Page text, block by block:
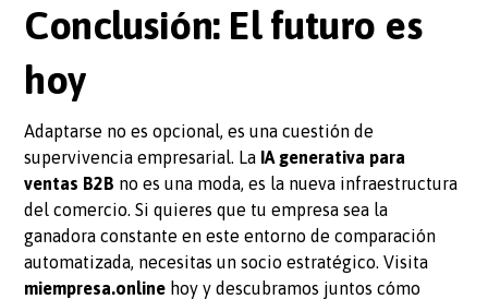
Conclusión: El futuro es
hoy
Adaptarse no es opcional, es una cuestión de
supervivencia empresarial. La IA generativa para
ventas B2B no es una moda, es la nueva infraestructura
del comercio. Si quieres que tu empresa sea la
ganadora constante en este entorno de comparación
automatizada, necesitas un socio estratégico. Visita
miempresa.online hoy y descubramos juntos cómo